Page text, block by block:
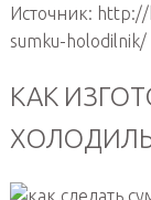
Источник:
sumku-holodilnik/
КАК